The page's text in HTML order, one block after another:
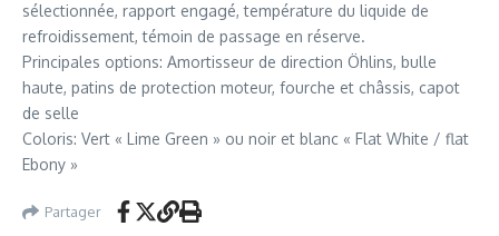
sélectionnée, rapport engagé, température du liquide de
refroidissement, témoin de passage en réserve.
Principales options: Amortisseur de direction Öhlins, bulle
haute, patins de protection moteur, fourche et châssis, capot
de selle
Coloris: Vert « Lime Green » ou noir et blanc « Flat White / flat
Ebony »
Partager